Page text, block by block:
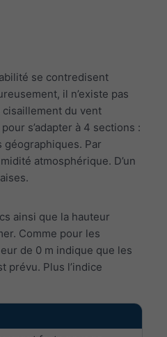
se contredisent
il n’existe pas
cisaillement du vent
s’adapter à 4 sections :
Par
atmosphérique. D’un
ainsi que la hauteur
Comme pour les
de 0 m indique que les
prévu. Plus l’indice